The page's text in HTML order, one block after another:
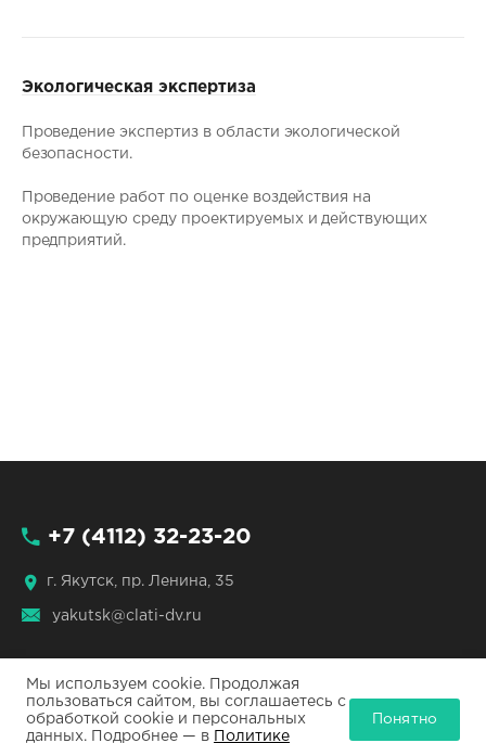
Экологическая экспертиза
Проведение экспертиз в области экологической
безопасности.
Проведение работ по оценке воздействия на
окружающую среду проектируемых и действующих
предприятий.
+7 (4112) 32-23-20
г. Якутск, пр. Ленина, 35
yakutsk@clati-dv.ru
ЦЛАТИ по ДФО © 2026
Мы используем cookie. Продолжая
пользоваться сайтом, вы соглашаетесь с
обработкой cookie и персональных
данных. Подробнее — в
Политике
Понятно